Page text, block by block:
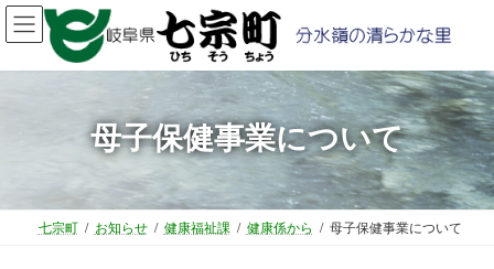
コ
ン
ナ
ビ
母子保健事業について
七宗町 お知らせ 健康福祉課 健康係から 母子保健事業について